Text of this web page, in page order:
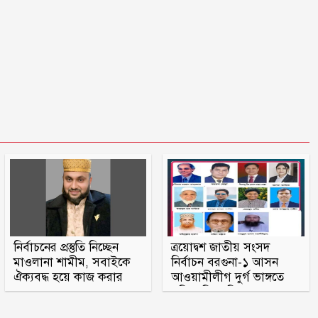
করেছেন জামায়াত আমির: রাশেদ খান
তনু হত্যায় সাবেক সেনাসদস্য হাফিজুর
রহমান ফের গ্রেফতার
আহারে জীবন! একবছরে লাশ কঙ্কাল,
কেউ খোঁজ নেয়নি
নির্বাচনের প্রস্তুতি নিচ্ছেন
মাওলানা শামীম, সবাইকে
ঐক্যবদ্ধ হয়ে কাজ করার
অহব্বান জানান
ত্রয়োদ্বশ জাতীয় সংসদ
নির্বাচন বরগুনা-১ আসন
আওয়ামীলীগ দুর্গ ভাঙ্গতে
মরিয়া বিএনপি ও জামায়াত